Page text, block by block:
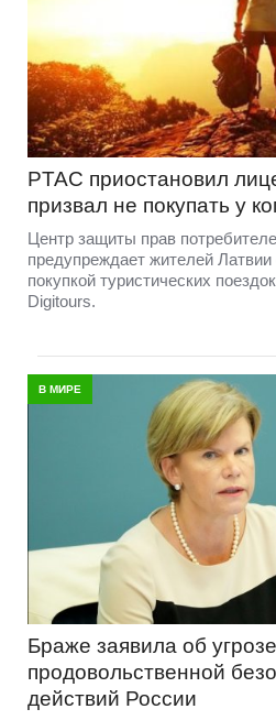
PTAC приостановил
призвал не покупать у
Центр защиты прав
предупреждает жителей
покупкой туристических
Digitours.
В МИРЕ
Браже заявила об угрозе
продовольственной
действий России